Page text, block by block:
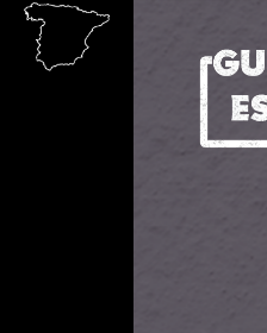
Vés al contingut